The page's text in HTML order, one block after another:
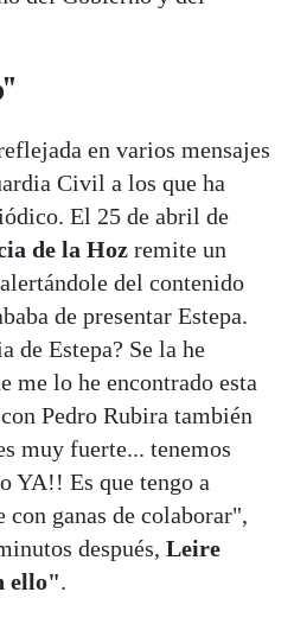
en varios mensajes
Civil a los que ha
El 25 de abril de
de la Hoz remite un
alertándole del contenido
de presentar Estepa.
de Estepa? Se la he
me lo he encontrado esta
Pedro Rubira también
muy fuerte... tenemos
YA!! Es que tengo a
con ganas de colaborar",
después, Leire
ello".